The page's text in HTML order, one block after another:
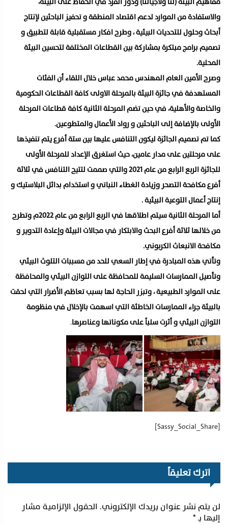
والاستفادة من الموارد لدعم اقتصاد المنطقة و تحفيز الباحثين لإنتاج
أبحاث وحلول للتحديات البيئية ، وطرح افكار مستقبلية قابلة لتطبيق و
تصميم برامج مبتكرة بمشاركة بين القطاعات المختلفة لتحسين البيئة
المحلية.
وصرح الأمين العام المهندس محمد عباس خلال اللقاء أن الفئات
المستهدفة في جائزة البيئة بالمرحلة الاولى كافة القطاعات الحكومية
والخاصة والأهلية، في حين تضم المرحلة الثانية كافة قطاعات المرحلة
الأولى بالإضافة إلى الباحثين و رواد الأعمال والمتطوعين.
كما تم تصميم الجائزة ليكون التنافس عليها بين ستة أفرع يتم تنفيذها
على مرحلتين على مدار عامين، حيث استغرق الإعداد للمرحلة الأولى
للجائزة الربع الرابع من عام 2021 والتي صممت لتتيح التنافس في ثلاثة
أفرع مكافحة التصحر وزيادة الغطاء النباتي و استخدام بدائل البلاستيك و
إنتاج أعمال التوعية البيئية .
أما المرحلة الثانية سيتم اطلاقها في الربع الرابع من عام 2022م وتطرح
من خلالها ثلاثة أفرع البحث والابتكار في مجالات البيئة وإعادة التدوير و
مكافحة الانبعاث الكربوني.
وتأتي هذه المبادرة في إطار السعي للحد من مسببات التلوث البيئي
وتأصيل الممارسات السليمة للمحافظة على التوازن البيئي والمحافظة
على الموارد الطبيعية ، وتبزر الحاجة لها بسبب تعاظم الأضرار التي لحقت
بالبيئة جراء الممارسات الخاطئة التي اسهمت بالإخلال في منظومة
التوازن البيئي و أثرت سلباً على مكوناتها وعناصرها.
[Sassy_Social_Share]
اترك تعليقاً
لن يتم نشر عنوان بريدك الإلكتروني. الحقول الإلزامية مشار
إليها بـ*